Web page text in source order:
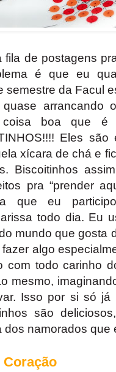
fila de postagens
é que eu
semestre da Facul
arrancando
coisa boa que
Eles
xícara de chá e
Biscoitinhos
pra “prender
que eu
todo dia. Eu
mundo que gosta
algo
com todo carinho
mesmo,
Isso por si só
são
dos namorados que